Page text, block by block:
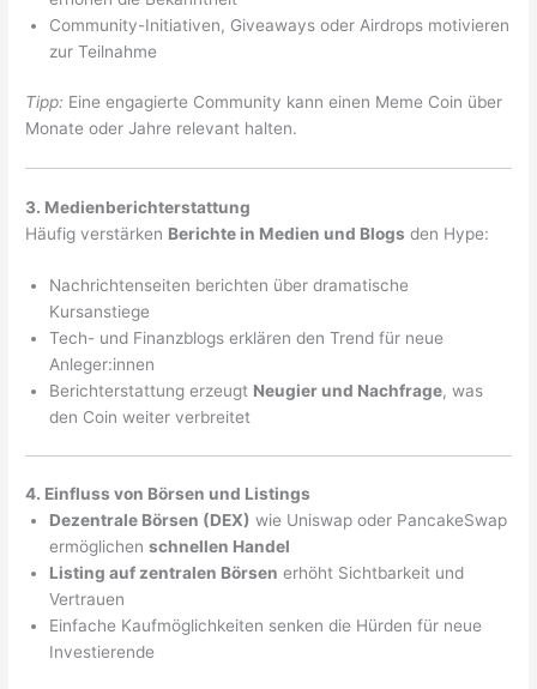
Community-Initiativen, Giveaways oder Airdrops motivieren
zur Teilnahme
Tipp: Eine engagierte Community kann einen Meme Coin über
Monate oder Jahre relevant halten.
3. Medienberichterstattung
Häufig verstärken Berichte in Medien und Blogs den Hype:
Nachrichtenseiten berichten über dramatische
Kursanstiege
Tech- und Finanzblogs erklären den Trend für neue
Anleger:innen
Berichterstattung erzeugt Neugier und Nachfrage, was
den Coin weiter verbreitet
4. Einfluss von Börsen und Listings
Dezentrale Börsen (DEX) wie Uniswap oder PancakeSwap
ermöglichenschnellen Handel
Listing auf zentralen Börsen erhöht Sichtbarkeit und
Vertrauen
Einfache Kaufmöglichkeiten senken die Hürden für neue
Investierende